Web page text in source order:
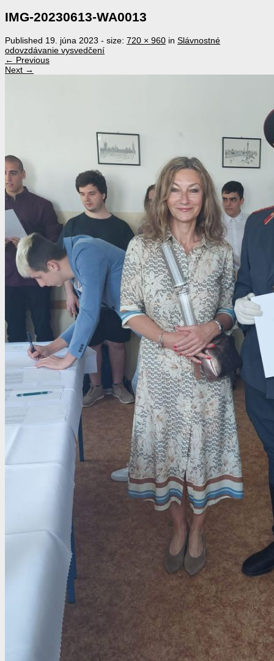
IMG-20230613-WA0013
Published 19. júna 2023 - size: 720 × 960 in Slávnostné
odovzdávanie vysvedčení
← Previous
Next →